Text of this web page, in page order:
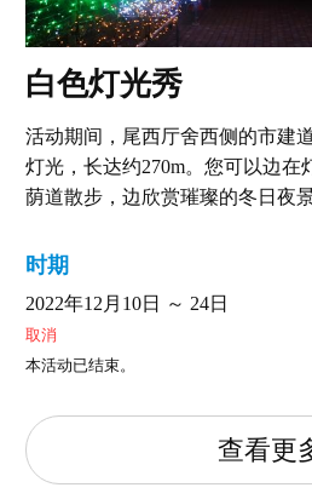
白色灯光秀
活动期间，尾西厅舍西侧的市建
灯光，长达约270m。您可以边在
荫道散步，边欣赏璀璨的冬日夜景
时期
2022年12月10日 ～ 24日
取消
本活动已结束。
查看更